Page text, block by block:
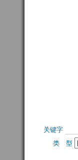
关键字
类 型